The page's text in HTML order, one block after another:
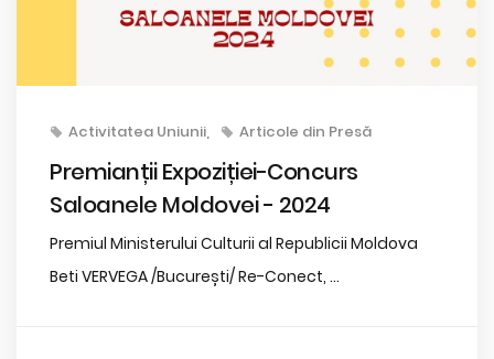
Activitatea Uniunii Articole din Presă
Premianții Expoziției-Concurs
Saloanele Moldovei - 2024
Premiul Ministerului Culturii al Republicii Moldova
Beti VERVEGA /București/ Re-Conect, ...